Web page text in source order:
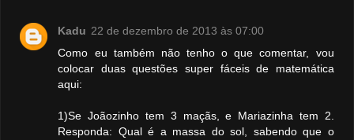
Kadu 22 de dezembro de 2013 às 07:00
Como eu também não tenho o que comentar, vou
colocar duas questões super fáceis de matemática
aqui:
1)Se Joãozinho tem 3 maçãs, e Mariazinha tem 2.
Responda: Qual é a massa do sol, sabendo que o